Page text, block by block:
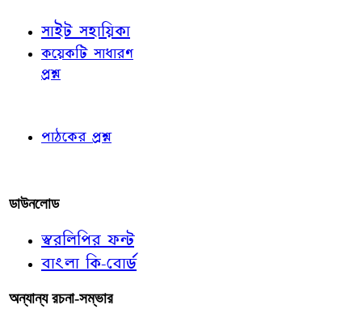
সাইট সহায়িকা
কয়েকটি সাধারণ
প্রশ্ন
পাঠকের প্রশ্ন
ডাউনলোড
স্বরলিপির ফন্ট
বাংলা কি-বোর্ড
অন্যান্য রচনা-সম্ভার